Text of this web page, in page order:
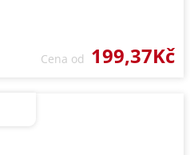
Cena od 199,37Kč